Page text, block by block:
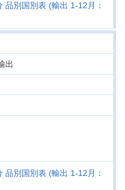
品別国別表 (輸出 1-12月：
出
品別国別表 (輸出 1-12月：